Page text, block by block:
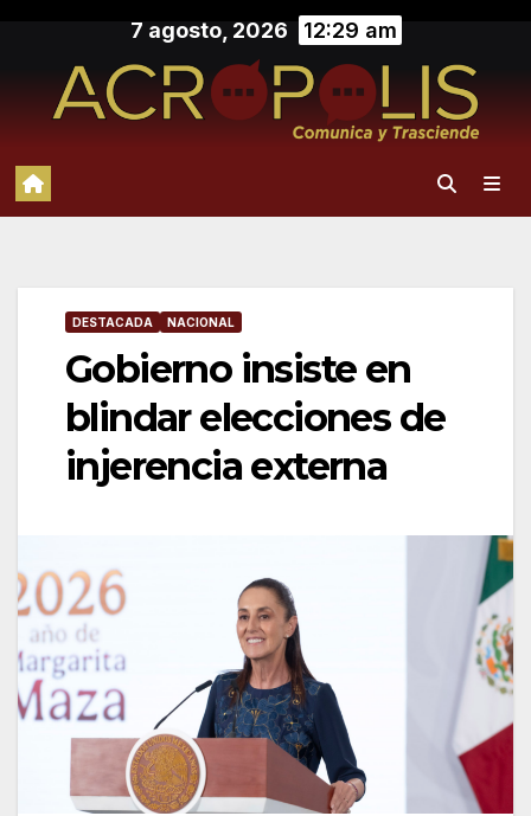
contenido
7 agosto, 2026 12:29 am
DESTACADA NACIONAL
Gobierno insiste en
blindar elecciones de
injerencia externa